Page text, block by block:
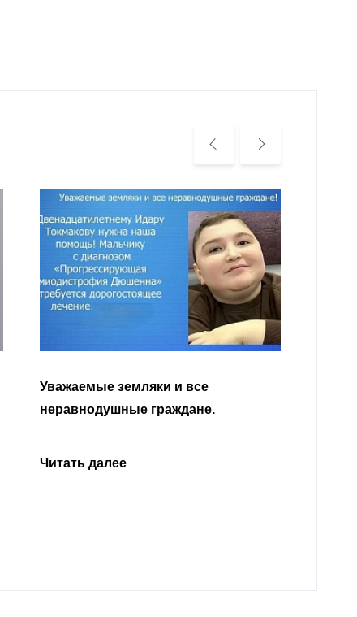
Уважаемые земляки и все
неравнодушные граждане.
Читать далее